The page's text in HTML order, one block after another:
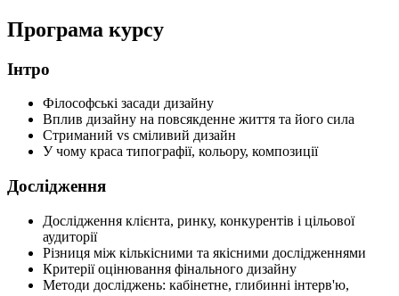
Програма курсу
Інтро
Філософські засади дизайну
Вплив дизайну на повсякденне життя та його сила
Стриманий vs сміливий дизайн
У чому краса типографії, кольору, композиції
Дослідження
Дослідження клієнта, ринку, конкурентів і цільової
аудиторії
Різниця між кількісними та якісними дослідженнями
Критерії оцінювання фінального дизайну
Методи досліджень: кабінетне, глибинні інтерв'ю,